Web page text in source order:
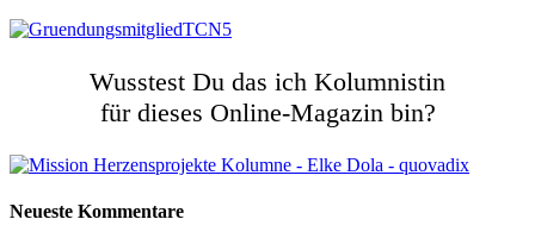
Wusstest Du das ich Kolumnistin
für dieses Online-Magazin bin?
Neueste Kommentare